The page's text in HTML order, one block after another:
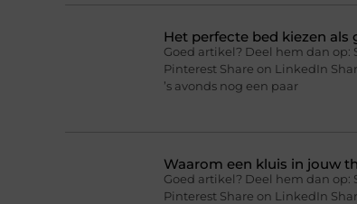
Het perfecte bed kiezen
Goed artikel? Deel hem dan op:
Pinterest Share on LinkedIn
’s avonds nog een paar
Waarom een kluis in jouw
Goed artikel? Deel hem dan op:
Pinterest Share on LinkedIn